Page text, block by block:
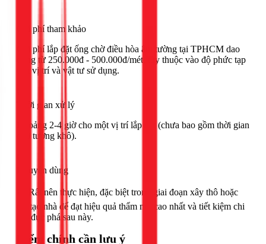
Chi phí tham khảo
Chi phí lắp đặt ống chờ điều hòa âm tường tại TPHCM dao
động từ 250.000đ - 500.000đ/mét, tùy thuộc vào độ phức tạp
của vị trí và vật tư sử dụng.
Thời gian xử lý
Khoảng 2-4 giờ cho một vị trí lắp đặt (chưa bao gồm thời gian
chờ tường khô).
Khuyên dùng
🟢 Rất nên thực hiện, đặc biệt trong giai đoạn xây thô hoặc
cải tạo nhà để đạt hiệu quả thẩm mỹ cao nhất và tiết kiệm chi
phí đục phá sau này.
Điểm chính cần lưu ý